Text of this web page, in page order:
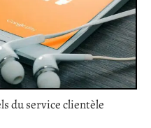
du service clientèle